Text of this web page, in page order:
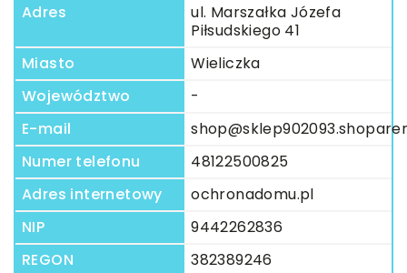
Adres
ul. Marszałka Józefa
Piłsudskiego 41
Miasto
Wieliczka
Województwo
-
E-mail
Numer telefonu
48122500825
Adres internetowy
ochronadomu.pl
NIP
9442262836
REGON
382389246